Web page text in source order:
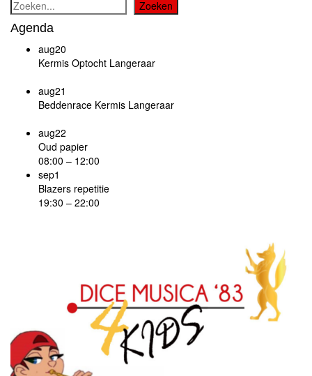
Zoeken
Zoeken
Agenda
aug20
Kermis Optocht Langeraar
aug21
Beddenrace Kermis Langeraar
aug22
Oud papier
08:00 – 12:00
sep1
Blazers repetitie
19:30 – 22:00